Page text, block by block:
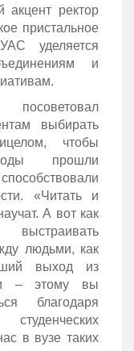
акцент ректор
пристальное
уделяется
и
выбирать
чтобы
прошли
«Читать и
А вот как
людьми, как
выход из
– этому вы
благодаря
в вузе таких